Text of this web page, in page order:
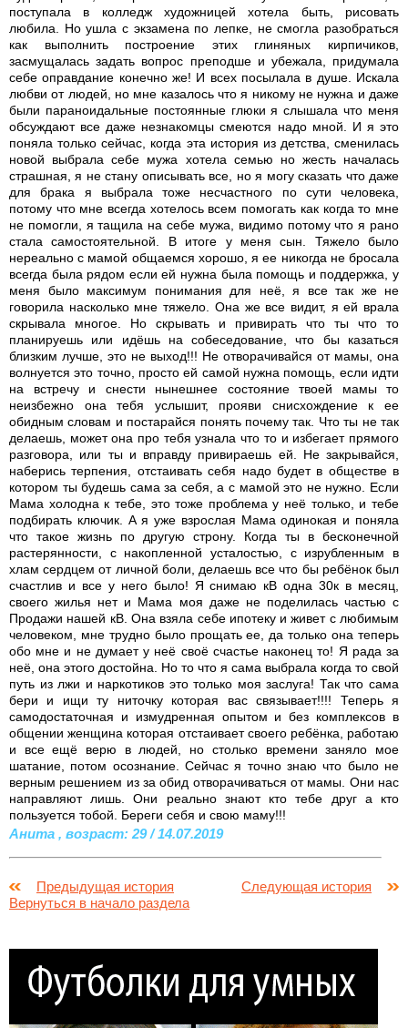
поступала в колледж художницей хотела быть, рисовать
любила. Но ушла с экзамена по лепке, не смогла разобраться
как выполнить построение этих глиняных кирпичиков,
засмущалась задать вопрос преподше и убежала, придумала
себе оправдание конечно же! И всех посылала в душе. Искала
любви от людей, но мне казалось что я никому не нужна и даже
были параноидальные постоянные глюки я слышала что меня
обсуждают все даже незнакомцы смеются надо мной. И я это
поняла только сейчас, когда эта история из детства, сменилась
новой выбрала себе мужа хотела семью но жесть началась
страшная, я не стану описывать все, но я могу сказать что даже
для брака я выбрала тоже несчастного по сути человека,
потому что мне всегда хотелось всем помогать как когда то мне
не помогли, я тащила на себе мужа, видимо потому что я рано
стала самостоятельной. В итоге у меня сын. Тяжело было
нереально с мамой общаемся хорошо, я ее никогда не бросала
всегда была рядом если ей нужна была помощь и поддержка, у
меня было максимум понимания для неё, я все так же не
говорила насколько мне тяжело. Она же все видит, я ей врала
скрывала многое. Но скрывать и привирать что ты что то
планируешь или идёшь на собеседование, что бы казаться
близким лучше, это не выход!!! Не отворачивайся от мамы, она
волнуется это точно, просто ей самой нужна помощь, если идти
на встречу и снести нынешнее состояние твоей мамы то
неизбежно она тебя услышит, прояви снисхождение к ее
обидным словам и постарайся понять почему так. Что ты не так
делаешь, может она про тебя узнала что то и избегает прямого
разговора, или ты и вправду привираешь ей. Не закрывайся,
наберись терпения, отстаивать себя надо будет в обществе в
котором ты будешь сама за себя, а с мамой это не нужно. Если
Мама холодна к тебе, это тоже проблема у неё только, и тебе
подбирать ключик. А я уже взрослая Мама одинокая и поняла
что такое жизнь по другую строну. Когда ты в бесконечной
растерянности, с накопленной усталостью, с изрубленным в
хлам сердцем от личной боли, делаешь все что бы ребёнок был
счастлив и все у него было! Я снимаю кВ одна 30к в месяц,
своего жилья нет и Мама моя даже не поделилась частью с
Продажи нашей кВ. Она взяла себе ипотеку и живет с любимым
человеком, мне трудно было прощать ее, да только она теперь
обо мне и не думает у неё своё счастье наконец то! Я рада за
неё, она этого достойна. Но то что я сама выбрала когда то свой
путь из лжи и наркотиков это только моя заслуга! Так что сама
бери и ищи ту ниточку которая вас связывает!!!! Теперь я
самодостаточная и измудренная опытом и без комплексов в
общении женщина которая отстаивает своего ребёнка, работаю
и все ещё верю в людей, но столько времени заняло мое
шатание, потом осознание. Сейчас я точно знаю что было не
верным решением из за обид отворачиваться от мамы. Они нас
направляют лишь. Они реально знают кто тебе друг а кто
пользуется тобой. Береги себя и свою маму!!!
Анита , возраст: 29 / 14.07.2019
Предыдущая история
Следующая история
Вернуться в начало раздела